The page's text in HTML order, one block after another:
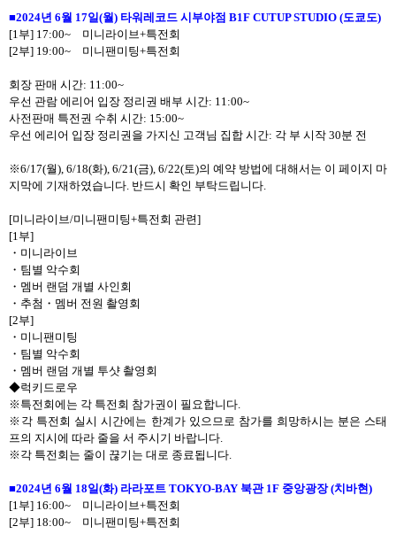
■2024년 6월 17일(월) 타워레코드 시부야점 B1F CUTUP STUDIO (도쿄도)
[1부] 17:00~ 미니라이브+특전회
[2부] 19:00~ 미니팬미팅+특전회
회장 판매 시간: 11:00~
우선 관람 에리어 입장 정리권 배부 시간: 11:00~
사전판매 특전권 수취 시간: 15:00~
우선 에리어 입장 정리권을 가지신 고객님 집합 시간: 각 부 시작 30분 전
※6/17(월), 6/18(화), 6/21(금), 6/22(토)의 예약 방법에 대해서는 이 페이지 마
지막에 기재하였습니다. 반드시 확인 부탁드립니다.
[미니라이브/미니팬미팅+특전회 관련]
[1부]
・ 미니라이브
・ 팀별 악수회
・ 멤버 랜덤 개별 사인회
・ 추첨 ・ 멤버 전원 촬영회
[2부]
・ 미니팬미팅
・ 팀별 악수회
・ 멤버 랜덤 개별 투샷 촬영회
◆럭키드로우
※특전회에는 각 특전회 참가권이 필요합니다.
※각 특전회 실시 시간에는 한계가 있으므로 참가를 희망하시는 분은 스태
프의 지시에 따라 줄을 서 주시기 바랍니다.
※각 특전회는 줄이 끊기는 대로 종료됩니다.
■2024년 6월 18일(화) 라라포트 TOKYO-BAY 북관 1F 중앙광장(치바현)
[1부] 16:00~ 미니라이브+특전회
[2부] 18:00~ 미니팬미팅+특전회